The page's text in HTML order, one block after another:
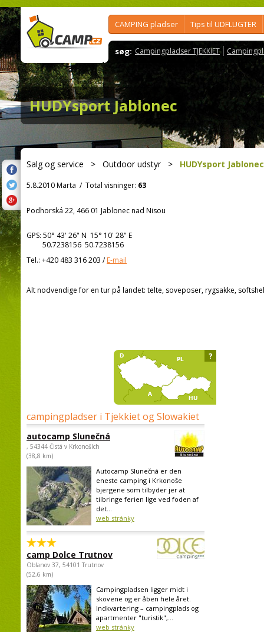
CAMPING pladser Tips til UDFLUGTER
søg: Campingpladser TJEKKIET
HUDYsport Jablonec
Salg og service > Outdoor udstyr> HUDYsport Jablonec
5.8.2010 Marta / Total visninger: 63
Podhorská 22, 466 01 Jablonec nad Nisou
GPS: 50° 43' 26" N 15° 10' 28" E
50.7238156 50.7238156
Tel.: +420 483 316 203 /E-mail
Alt nodvendige for en tur på landet: telte, soveposer, rygsakke,
campingpladser i Tjekkiet og Slowakiet
autocamp Slunečná
, 54344 Čistá v Krkonoších
(38,8 km)
Autocamp Slunečná er den
eneste camping i Krkonoše
bjergene som tilbyder jer at
tilbringe ferien lige ved foden af
det...
web stránky
camp Dolce Trutnov
Oblanov 37, 54101 Trutnov
(52,6 km)
Campingpladsen ligger midt i
skovene og er åben hele året.
Indkvartering – campingplads og
apartmenter "turistik",...
web stránky
?